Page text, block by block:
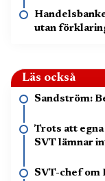
utan
Läs också
Sandström:
Trots att
SVT lämnar
SVT-chef om